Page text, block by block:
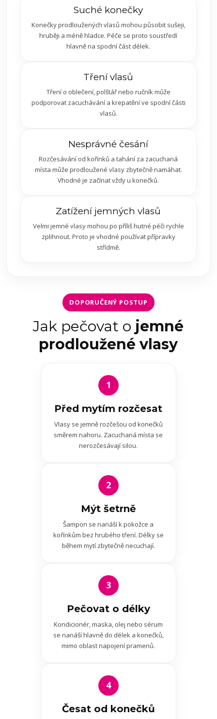
Suché konečky
Konečky prodloužených vlasů mohou působit sušeji,
hruběji a méně hladce. Péče se proto soustředí
hlavně na spodní část délek.
Tření vlasů
Tření o oblečení, polštář nebo ručník může
podporovat zacuchávání a krepatění ve spodní části
vlasů.
Nesprávné česání
Rozčesávání od kořínků a tahání za zacuchaná
místa může prodloužené vlasy zbytečně namáhat.
Vhodné je začínat vždy u konečků.
Zatížení jemných vlasů
Velmi jemné vlasy mohou po příliš hutné péči rychle
zplihnout. Proto je vhodné používat přípravky
střídmě.
DOPORUČENÝ POSTUP
Jak pečovat o jemné
prodloužené vlasy
1
Před mytím rozčesat
Vlasy se jemně rozčešou od konečků
směrem nahoru. Zacuchaná místa se
nerozčesávají silou.
2
Mýt šetrně
Šampon se nanáší k pokožce a
kořínkům bez hrubého tření. Délky se
během mytí zbytečně necuchají.
3
Pečovat o délky
Kondicionér, maska, olej nebo sérum
se nanáší hlavně do délek a konečků,
mimo oblast napojení pramenů.
4
Česat od konečků